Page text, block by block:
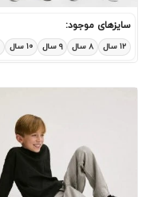
سایزهای موجود:
۱۲ سال ۸ سال ۹ سال ۱۰ سال